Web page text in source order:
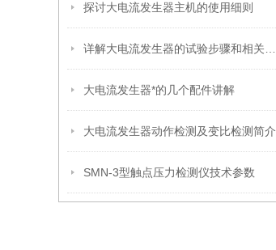
探讨大电流发生器主机的使用细则
大电流发生器*的几个配件讲解
大电流发生器动作检测及变比检测简介
SMN-3型触点压力检测仪技术参数